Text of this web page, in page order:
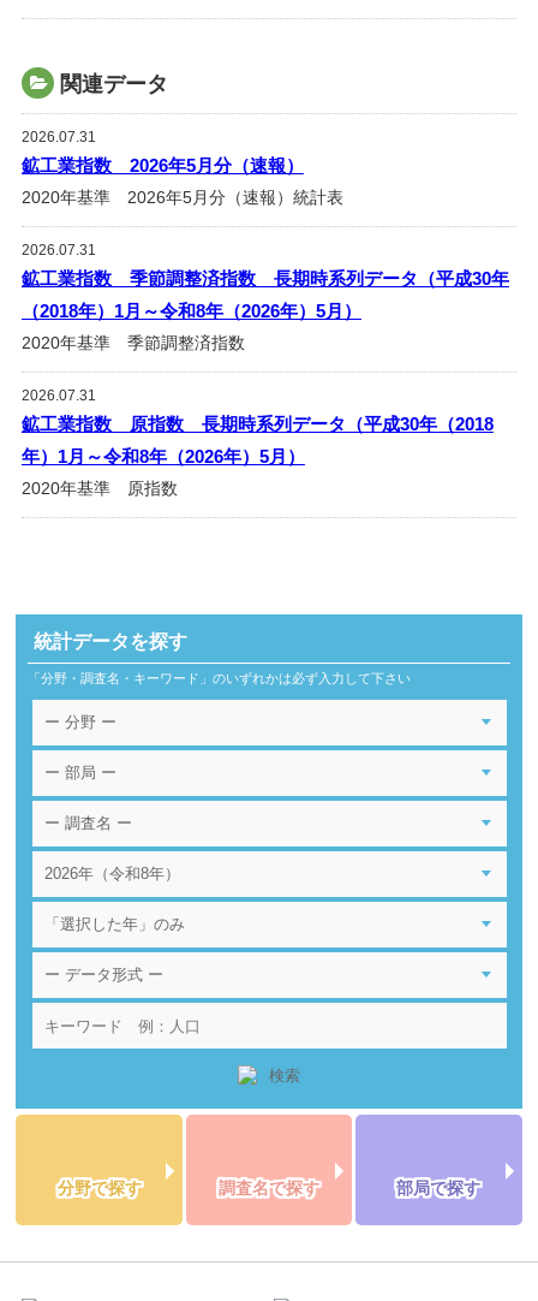
関連データ
2026.07.31
鉱工業指数 2026年5月分（速報）
2020年基準 2026年5月分（速報）統計表
2026.07.31
鉱工業指数 季節調整済指数 長期時系列データ（平成30年
（2018年）1月～令和8年（2026年）5月）
2020年基準 季節調整済指数
2026.07.31
鉱工業指数 原指数 長期時系列データ（平成30年（2018
年）1月～令和8年（2026年）5月）
2020年基準 原指数
統計データを探す
「分野・調査名・キーワード」のいずれかは必ず入力して下さい
分野で探す 調査名で探す 部局で探す